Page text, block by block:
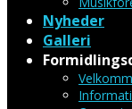
Nyheder
Galleri